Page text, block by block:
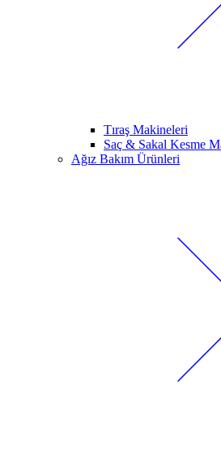
Tıraş Makineleri
Saç & Sakal Kesme
Ağız Bakım Ürünleri